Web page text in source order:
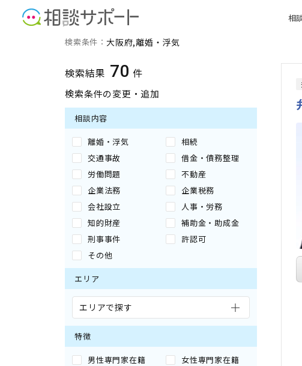
相
大阪府の離婚・浮気に強い専門
検索条件： 大阪府 離婚・浮気
検索結果 70 件
検索条件の変更・追加
相談内容
離婚・浮気
相続
交通事故
借金・債務整理
労働問題
不動産
企業法務
企業税務
会社設立
人事・労務
知的財産
補助金・助成金
刑事事件
許認可
その他
エリア
エリアで探す
特徴
男性専門家在籍
女性専門家在籍